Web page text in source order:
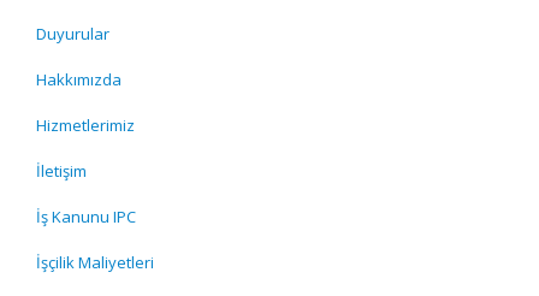
Duyurular
Hakkımızda
Hizmetlerimiz
İletişim
İş Kanunu IPC
İşçilik Maliyetleri